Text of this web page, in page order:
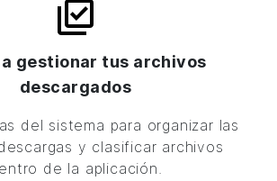
a gestionar tus archivos
descargados
del sistema para organizar las
y clasificar archivos
de la aplicación.